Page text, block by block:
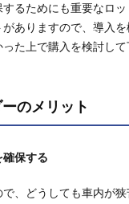
るためにも重要なロッ
がありますので、導入
た上で購入を検討して
のメリット
保する
、どうしても車内が